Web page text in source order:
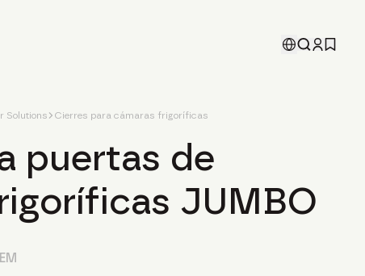
Solutions Cierres para cámaras frigoríficas
puertas de
JUMBO